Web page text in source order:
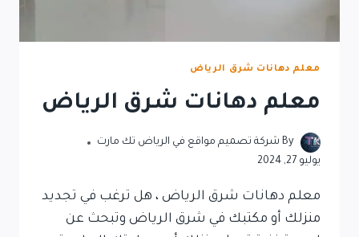
معلم دهانات شرق الرياض
معلم دهانات شرق الرياض
By شركة تصميم مواقع في الرياض تك مارت
يوليو 27, 2024
معلم دهانات شرق الرياض ، هل ترغب في تجديد
منزلك أو مكتبك في شرق الرياض وتبحث عن